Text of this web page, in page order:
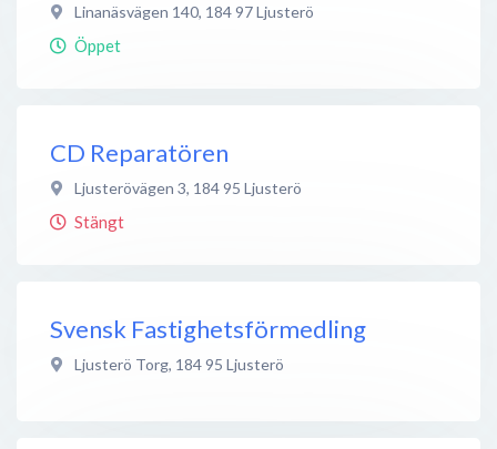
Linanäsvägen 140, 184 97Ljusterö
Öppet
CD Reparatören
Ljusterövägen 3, 184 95 Ljusterö
Stängt
Svensk Fastighetsförmedling
Ljusterö Torg, 184 95 Ljusterö